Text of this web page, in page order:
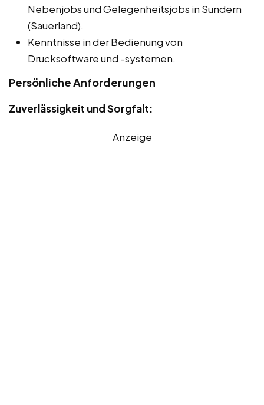
Nebenjobs und Gelegenheitsjobs in Sundern
(Sauerland).
Kenntnisse in der Bedienung von
Drucksoftware und -systemen.
Persönliche Anforderungen
Zuverlässigkeit und Sorgfalt:
Anzeige